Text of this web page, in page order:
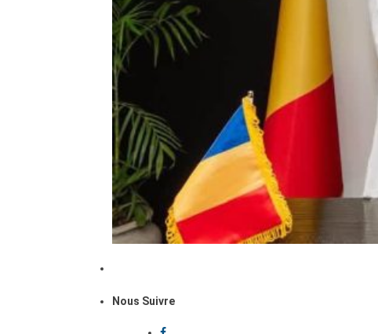
Nous Suivre